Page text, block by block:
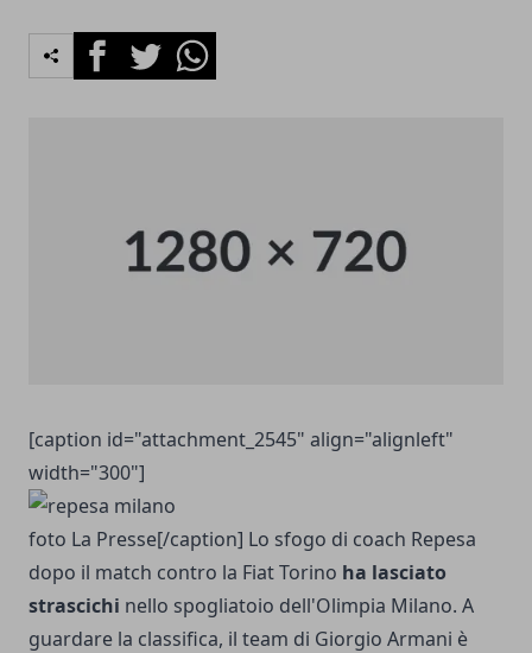
FacebookTwitterWhatsapp
[caption id="attachment_2545" align="alignleft"
width="300"]
foto La Presse[/caption] Lo sfogo di coach Repesa
dopo il match contro la Fiat Torino ha lasciato
strascichi nello spogliatoio dell'Olimpia Milano. A
guardare la classifica, il team di Giorgio Armani è